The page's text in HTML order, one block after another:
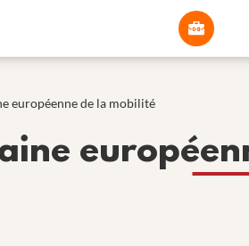
européenne de la mobilité